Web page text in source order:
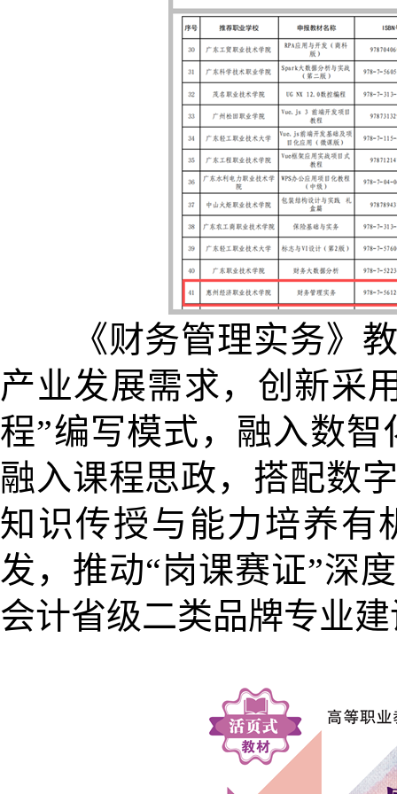
《财务管理实务》教
产业发展需求，创新采
程”编写模式，融入数
融入课程思政，搭配数
知识传授与能力培养有
发，推动“岗课赛证”深
会计省级二类品牌专业